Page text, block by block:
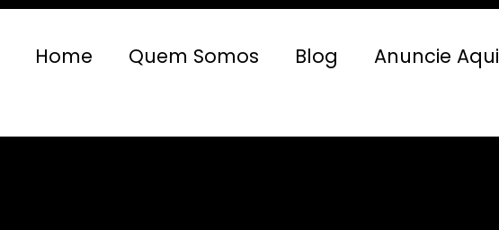
Home Quem Somos Blog Anuncie Aqui